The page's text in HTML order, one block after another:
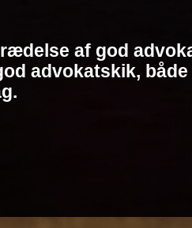
af god
advokatskik,